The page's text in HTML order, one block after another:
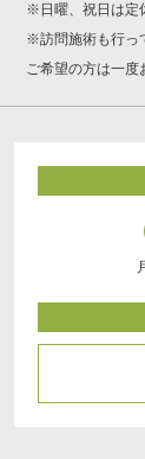
※日曜、祝日は定
※訪問施術も行っ
ご希望の方は一度